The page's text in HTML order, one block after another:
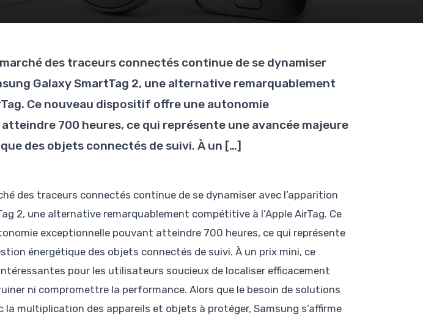
des traceurs connectés continue de se dynamiser
Galaxy SmartTag 2, une alternative remarquablement
Ce nouveau dispositif offre une autonomie
700 heures, ce qui représente une avancée majeure
des objets connectés de suivi. À un […]
des traceurs connectés continue de se dynamiser avec l’apparition
2, une alternative remarquablement compétitive à l’Apple AirTag. Ce
exceptionnelle pouvant atteindre 700 heures, ce qui représente
énergétique des objets connectés de suivi. À un prix mini, ce
pour les utilisateurs soucieux de localiser efficacement
ni compromettre la performance. Alors que le besoin de solutions
la multiplication des appareils et objets à protéger, Samsung s’affirme